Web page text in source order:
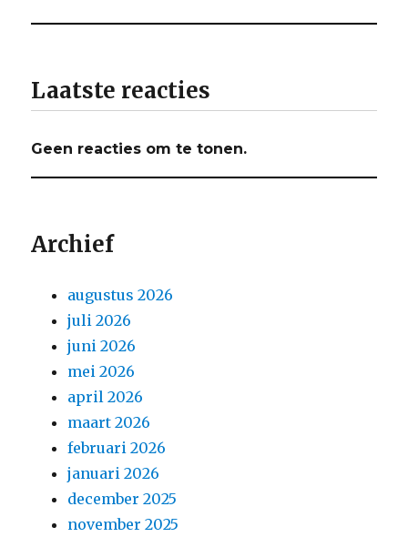
Laatste reacties
Geen reacties om te tonen.
Archief
augustus 2026
juli 2026
juni 2026
mei 2026
april 2026
maart 2026
februari 2026
januari 2026
december 2025
november 2025